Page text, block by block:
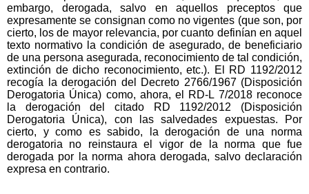
embargo, derogada, salvo en aquellos preceptos que
expresamente se consignan como no vigentes (que son, por
cierto, los de mayor relevancia, por cuanto definían en aquel
texto normativo la condición de asegurado, de beneficiario
de una persona asegurada, reconocimiento de tal condición,
extinción de dicho reconocimiento, etc.). El RD 1192/2012
recogía la derogación del Decreto 2766/1967 (Disposición
Derogatoria Única) como, ahora, el RD-L 7/2018 reconoce
la derogación del citado RD 1192/2012 (Disposición
Derogatoria Única), con las salvedades expuestas. Por
cierto, y como es sabido, la derogación de una norma
derogatoria no reinstaura el vigor de la norma que fue
derogada por la norma ahora derogada, salvo declaración
expresa en contrario.